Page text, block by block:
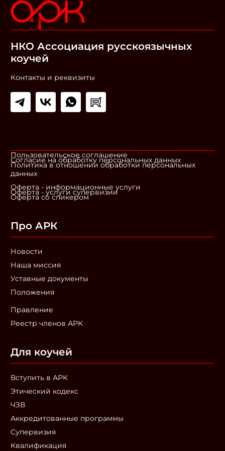
НКО Ассоциация русскоязычных
коучей
Контакты и реквизиты
Пользовательское соглашение
Согласие на обработку персональных данных
Политика в отношении обработки персональных
данных
Оферта - информационные услуги
Оферта - услуги супервизии
Оферта со спикером
Про АРК
Новости
Наша миссия
Уставные документы
Положения
Правление
Реестр членов АРК
Для коучей
Вступить в АРК
Этический кодекс
ЧЗВ
Аккредитованные программы
Супервизия
Квалификация